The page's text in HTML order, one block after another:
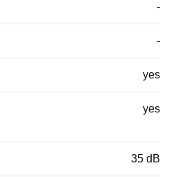
-
-
yes
yes
35 dB